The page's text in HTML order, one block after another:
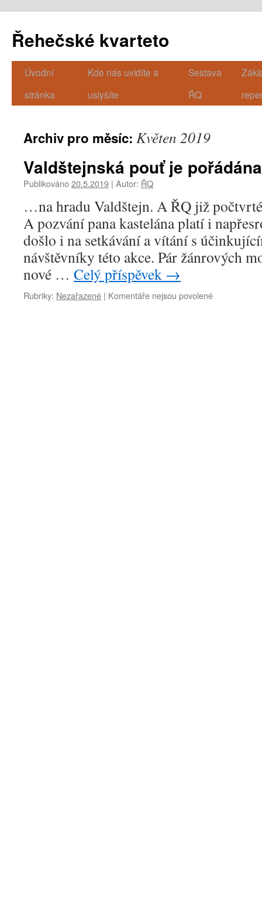
Řehečské kvarteto
Přejít
webu
Úvodní
stránka
Kde nás uvidíte a
uslyšíte
Sestava
ŘQ
Archiv pro měsíc: Květen 2019
Valdštejnská pouť je
Publikováno20.5.2019 | Autor: ŘQ
…na hradu Valdštejn. A ŘQ již
A pozvání pana kastelána platí i
došlo i na setkávání a vítání s
návštěvníky této akce. Pár žánrových
nové … Celý příspěvek →
Rubriky: Nezařazené | Komentáře nejsou povolené